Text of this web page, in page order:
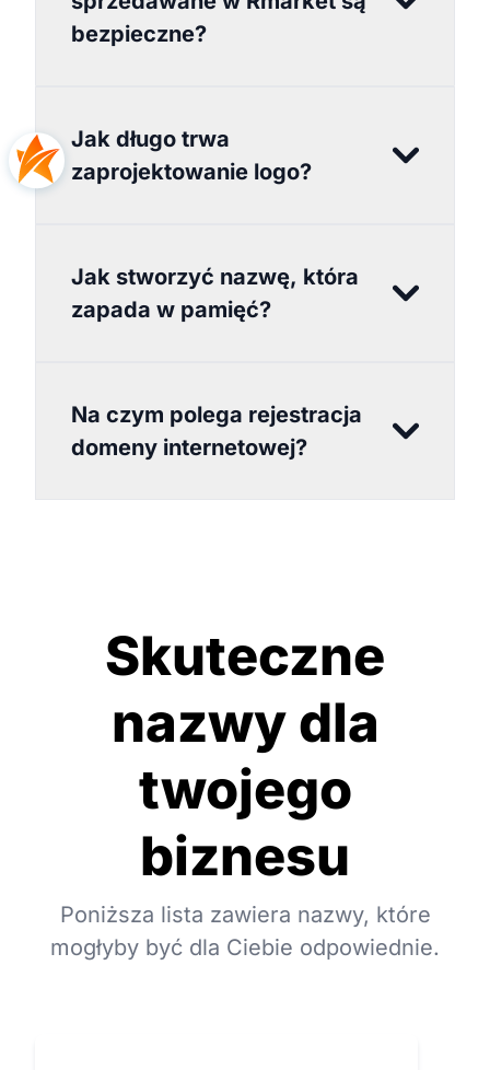
bezpieczne?
Jak długo trwa
zaprojektowanie logo?
Jak stworzyć nazwę, która
zapada w pamięć?
Na czym polega rejestracja
domeny internetowej?
Skuteczne
nazwy dla
twojego
biznesu
Poniższa lista zawiera nazwy, które
mogłyby być dla Ciebie odpowiednie.